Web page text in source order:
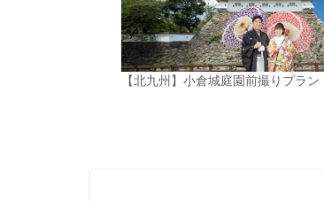
【北九州】小倉城庭園前撮りプラン